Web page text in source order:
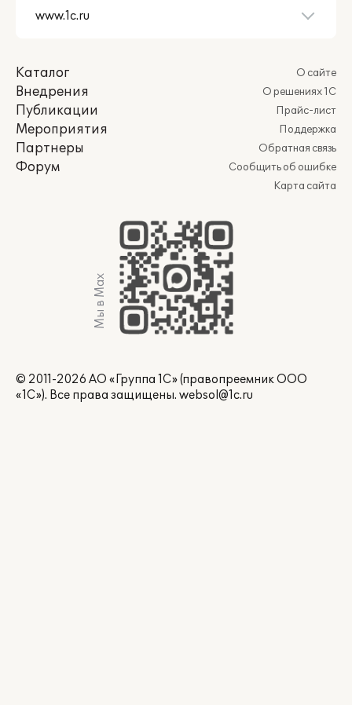
Каталог
Внедрения
Публикации
Мероприятия
Партнеры
Форум
О сайте
О решениях 1С
Прайс-лист
Поддержка
Обратная связь
Сообщить об ошибке
Карта сайта
Мы в Max
© 2011-2026 АО «Группа 1С» (правопреемник ООО
«1С»). Все права защищены. websol@1c.ru